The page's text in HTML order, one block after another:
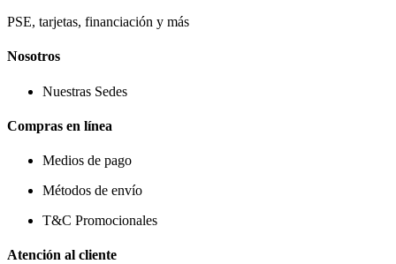
PSE, tarjetas, financiación y más
Nosotros
Nuestras Sedes
Compras en línea
Medios de pago
Métodos de envío
T&C Promocionales
Atención al cliente